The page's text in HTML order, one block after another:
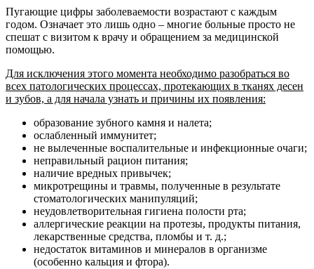
Пугающие цифры заболеваемости возрастают с каждым
годом. Означает это лишь одно – многие больные просто не
спешат с визитом к врачу и обращением за медицинской
помощью.
Для исключения этого момента необходимо разобраться во
всех патологических процессах, протекающих в тканях десен
и зубов, а для начала узнать и причины их появления:
образование зубного камня и налета;
ослабленный иммунитет;
не вылеченные воспалительные и инфекционные очаги;
неправильный рацион питания;
наличие вредных привычек;
микротрещины и травмы, полученные в результате
стоматологических манипуляций;
неудовлетворительная гигиена полости рта;
аллергические реакции на протезы, продукты питания,
лекарственные средства, пломбы и т. д.;
недостаток витаминов и минералов в организме
(особенно кальция и фтора).